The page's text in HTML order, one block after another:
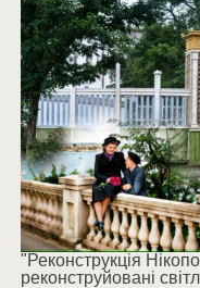
"Реконструкція
реконструйовані